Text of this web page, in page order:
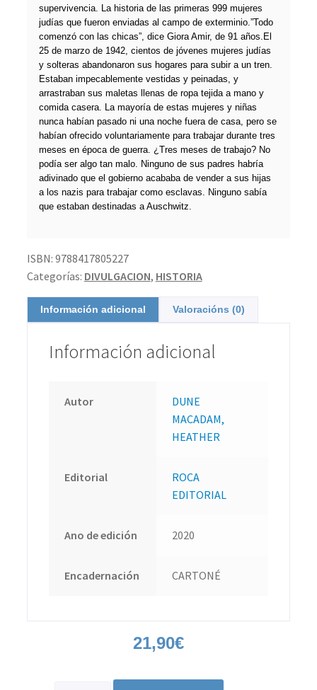
supervivencia. La historia de las primeras 999 mujeres
judías que fueron enviadas al campo de exterminio.”Todo
comenzó con las chicas”, dice Giora Amir, de 91 años.El
25 de marzo de 1942, cientos de jóvenes mujeres judías
y solteras abandonaron sus hogares para subir a un tren.
Estaban impecablemente vestidas y peinadas, y
arrastraban sus maletas llenas de ropa tejida a mano y
comida casera. La mayoría de estas mujeres y niñas
nunca habían pasado ni una noche fuera de casa, pero se
habían ofrecido voluntariamente para trabajar durante tres
meses en época de guerra. ¿Tres meses de trabajo? No
podía ser algo tan malo. Ninguno de sus padres habría
adivinado que el gobierno acababa de vender a sus hijas
a los nazis para trabajar como esclavas. Ninguno sabía
que estaban destinadas a Auschwitz.
ISBN: 9788417805227
Categorías: DIVULGACION, HISTORIA
Información adicional Valoracións (0)
Información adicional
Autor
DUNE
MACADAM,
HEATHER
Editorial
ROCA
EDITORIAL
Ano de edición 2020
Encadernación CARTONÉ
21,90€